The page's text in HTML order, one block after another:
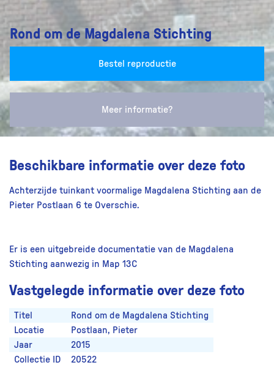
Rond om de Magdalena Stichting
Bestel reproductie
Meer informatie?
Beschikbare informatie over deze foto
Achterzijde tuinkant voormalige Magdalena Stichting aan de
Pieter Postlaan 6 te Overschie.
Er is een uitgebreide documentatie van de Magdalena
Stichting aanwezig in Map 13C
Vastgelegde informatie over deze foto
Titel
Rond om de Magdalena Stichting
Locatie
Postlaan, Pieter
Jaar
2015
Collectie ID
20522